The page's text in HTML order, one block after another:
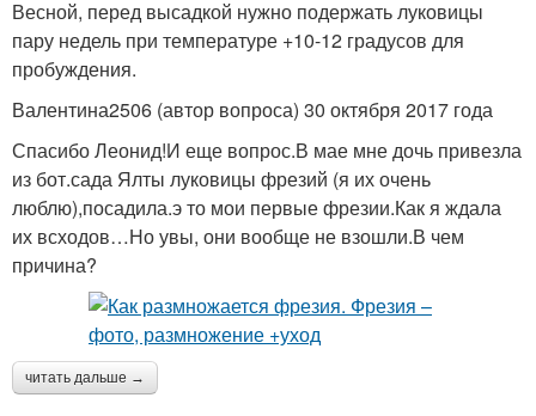
Весной, перед высадкой нужно подержать луковицы
пару недель при температуре +10-12 градусов для
пробуждения.
Валентина2506 (автор вопроса) 30 октября 2017 года
Спасибо Леонид!И еще вопрос.В мае мне дочь привезла
из бот.сада Ялты луковицы фрезий (я их очень
люблю),посадила.э то мои первые фрезии.Как я ждала
их всходов…Но увы, они вообще не взошли.В чем
причина?
читать дальше →